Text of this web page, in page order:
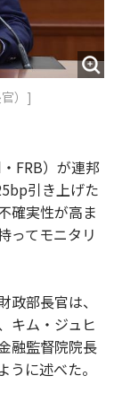
）]
FRB）が連邦
引き上げた
確実性が高ま
ってモニタリ
部長官は、
キム・ジュヒ
融監督院院長
に述べた。